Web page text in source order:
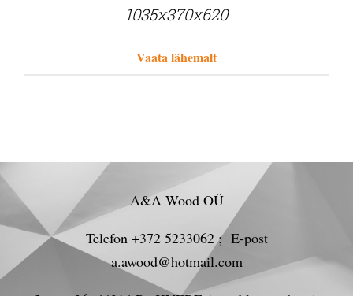
1035x370x620
Vaata lähemalt
A&A Wood OÜ
Telefon +372 5233062 ; E-post
a.awood@hotmail.com